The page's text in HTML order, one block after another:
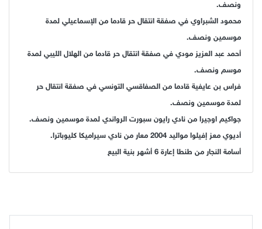
ونصف.
محمود الشبراوي في صفقة انتقال حر قادما من الإسماعيلي لمدة
موسمين ونصف.
أحمد عبد العزيز مودي في صفقة انتقال حر قادما من الهلال الليبي لمدة
موسم ونصف.
فراس بن عايفية قادما من الصفاقسي التونسي في صفقة انتقال حر
لمدة موسمين ونصف.
جواكيم اوجيرا من نادي رايون سبورت الرواندي لمدة موسمين ونصف.
أديوي معز إفيلوا مواليد 2004 معار من نادي سيراميكا كليوباترا.
أسامة النجار من طنطا إعارة 6 أشهر بنية البيع